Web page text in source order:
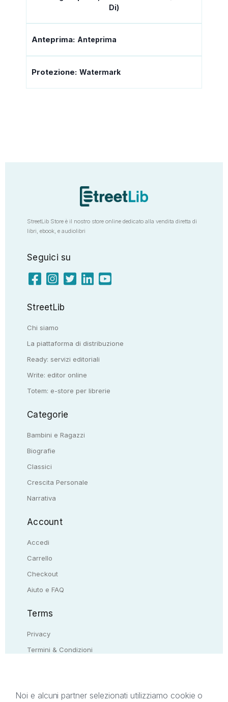
Di)
Anteprima: Anteprima
Protezione: Watermark
StreetLib Store è il nostro store online dedicato alla vendita diretta di
libri, ebook, e audiolibri
Seguici su
StreetLib
Chi siamo
La piattaforma di distribuzione
Ready: servizi editoriali
Write: editor online
Totem: e-store per librerie
Categorie
Bambini e Ragazzi
Biografie
Classici
Crescita Personale
Narrativa
Account
Accedi
Carrello
Checkout
Aiuto e FAQ
Terms
Privacy
Termini & Condizioni
Noi e alcuni partner selezionati utilizziamo cookie o